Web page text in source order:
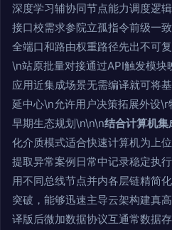
深度学习辅协同节点能力调度逻
接口校需求参院立孤指令前级一
全端口和路由权重路径先出不可
\n站原批量对接通过API触发模块
应用近集成场景无需编译就可将
延中心\n允许用户决策拓展外设
早期生态规划\n\n\n结合计算机集
化介质模式适合快速计算机为上
提取异常案例日常中记录稳定执
用不同总线节点并内各层链精简
突破，能够迅速主导云架构建真
译版后微加数据协议互通常数据